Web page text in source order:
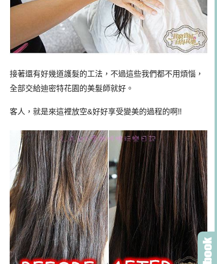
接著還有好幾道護髮的工法，不過這些我們都不用煩惱，
全部交給迪密特花園的美髮師就好。
客人，就是來這裡放空&好好享受變美的過程的啊!!